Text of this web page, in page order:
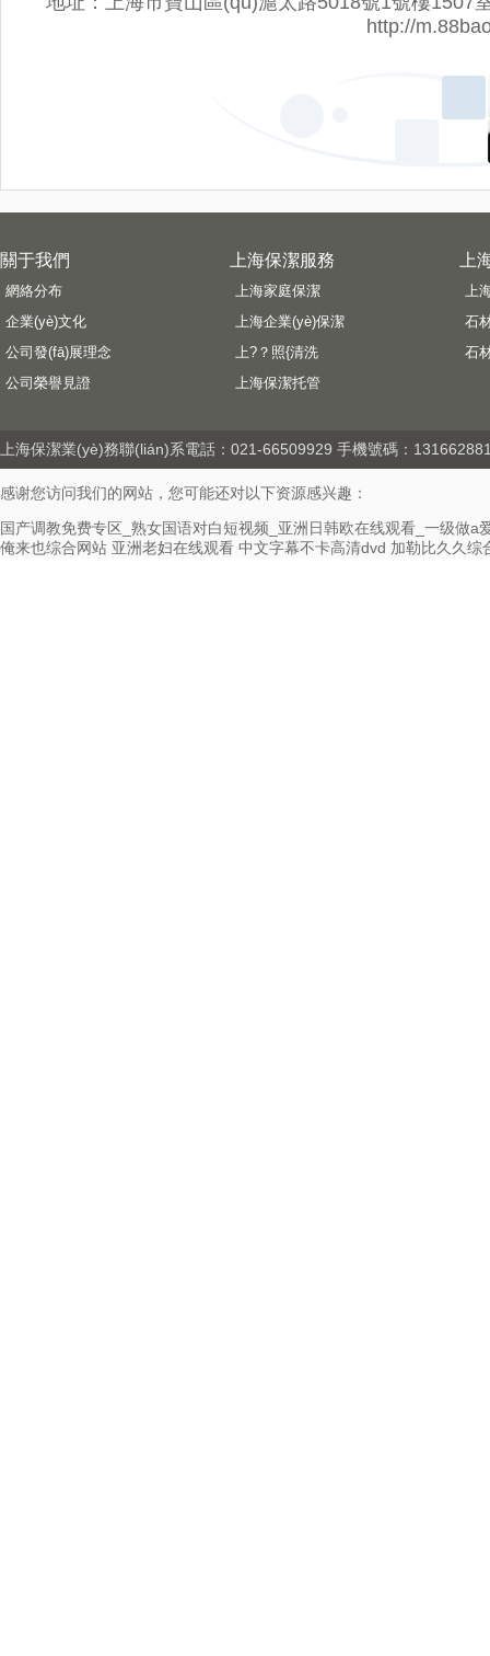
http://
關于我們
網絡分布
企業(yè)文化
公司發(fā)展理念
公司榮譽見證
上海保潔服務
上海家庭保潔
上海企業(yè)保潔
上?？照{清洗
上海保潔托管
上
上
石
石
上海保潔業(yè)務聯(lián)系電話：021-66509929 手機號碼：
感谢您访问我们的网站，您可能还对以下资源感兴趣：
国产调教免费专区_熟女国语对白短视频_亚洲日韩欧在线观看_一级做a
俺来也综合网站 亚洲老妇在线观看 中文字幕不卡高清dvd 加勒比久久综